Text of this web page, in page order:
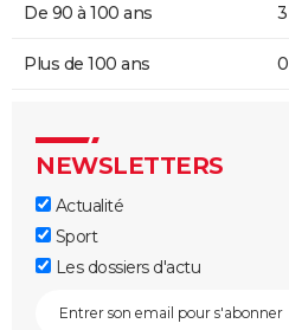
De 90 à 100 ans 3
Plus de 100 ans 0
NEWSLETTERS
Actualité
Sport
Les dossiers d'actu